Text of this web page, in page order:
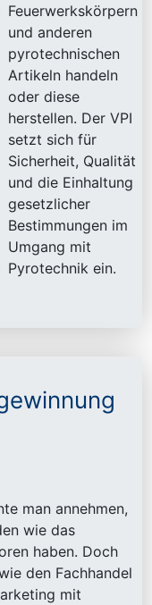
Feuerwerkskörpern
und anderen
pyrotechnischen
Artikeln handeln
oder diese
herstellen. Der VPI
setzt sich für
Sicherheit, Qualität
und die Einhaltung
gesetzlicher
Bestimmungen im
Umgang mit
Pyrotechnik ein.
man annehmen,
wie das
haben. Doch
den Fachhandel
mit